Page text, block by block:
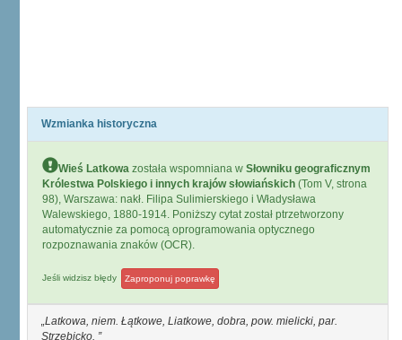
Wzmianka historyczna
Wieś Latkowa została wspomniana w Słowniku geograficznym
Królestwa Polskiego i innych krajów słowiańskich (Tom V, strona
98), Warszawa: nakł. Filipa Sulimierskiego i Władysława
Walewskiego, 1880-1914. Poniższy cytat został ptrzetworzony
automatycznie za pomocą oprogramowania optycznego
rozpoznawania znaków (OCR).
Jeśli widzisz błędy Zaproponuj poprawkę
Latkowa, niem. Łątkowe, Liatkowe, dobra, pow. mielicki, par.
Strzebicko.